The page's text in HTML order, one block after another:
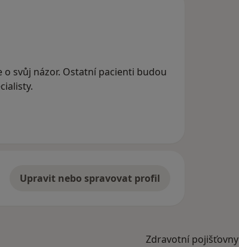
o svůj názor. Ostatní pacienti budou
Upravit nebo spravovat profil
Zdravotní pojišťovny